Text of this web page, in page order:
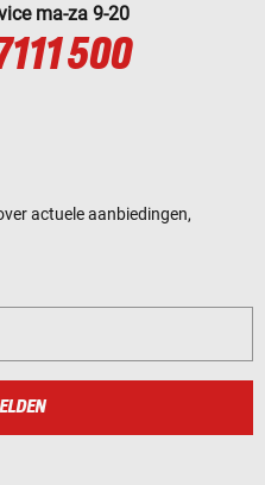
ma-za 9-20
500
actuele aanbiedingen,